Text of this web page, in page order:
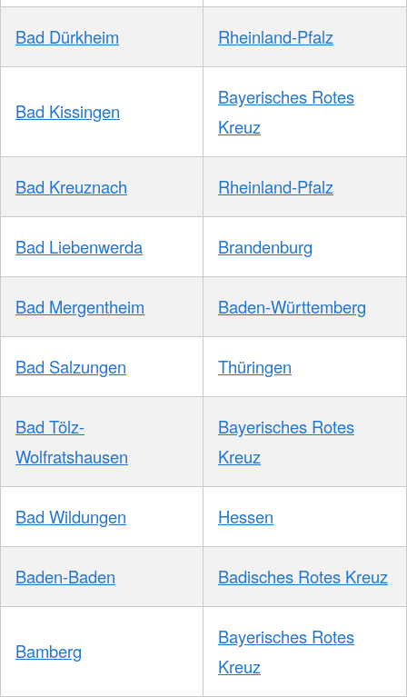
Bad Dürkheim Rheinland-Pfalz
Bad Kissingen
Bayerisches Rotes
Kreuz
Bad Kreuznach Rheinland-Pfalz
Bad Liebenwerda Brandenburg
Bad Mergentheim Baden-Württemberg
Bad Salzungen Thüringen
Bad Tölz-
Wolfratshausen
Bayerisches Rotes
Kreuz
Bad Wildungen Hessen
Baden-Baden Badisches Rotes Kreuz
Bamberg
Bayerisches Rotes
Kreuz